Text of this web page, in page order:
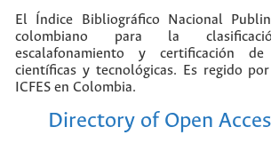
El Índice Bibliográfico Nacional
colombiano para la
escalafonamiento y certificación
científicas y tecnológicas. Es regido
ICFES en Colombia.
Directory of Open